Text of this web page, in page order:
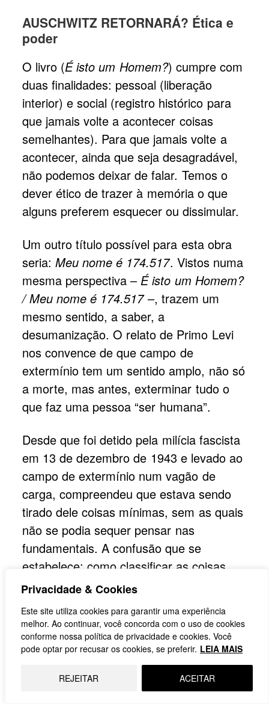
Privacidade & Cookies
Este site utiliza cookies para garantir uma experiência
melhor. Ao continuar, você concorda com o uso de cookies
conforme nossa política de privacidade e cookies. Você
pode optar por recusar os cookies, se preferir. LEIA MAIS
REJEITAR ACEITAR
AUSCHWITZ RETORNARÁ? Ética e
poder
O livro (É isto um Homem?) cumpre com
duas finalidades: pessoal (liberação
interior) e social (registro histórico para
que jamais volte a acontecer coisas
semelhantes). Para que jamais volte a
acontecer, ainda que seja desagradável,
não podemos deixar de falar. Temos o
dever ético de trazer à memória o que
alguns preferem esquecer ou dissimular.
Um outro título possível para esta obra
seria:Meu nome é 174.517. Vistos numa
mesma perspectiva –É isto um Homem?
/ Meu nome é 174.517–, trazem um
mesmo sentido, a saber, a
desumanização. O relato de Primo Levi
nos convence de que campo de
extermínio tem um sentido amplo, não só
a morte, mas antes, exterminar tudo o
que faz uma pessoa “ser humana”.
Desde que foi detido pela milícia fascista
em 13 de dezembro de 1943 e levado ao
campo de extermínio num vagão de
carga, compreendeu que estava sendo
tirado dele coisas mínimas, sem as quais
não se podia sequer pensar nas
fundamentais. A confusão que se
estabelece: como classificar as coisas
que compõem a vida em mínimas e
Sede, frio, fome e a humilhação. No
vagão, sendo conduzido a um campo
especializado em extermínio. Por mais
execrável que seja, os primeiros capítulos